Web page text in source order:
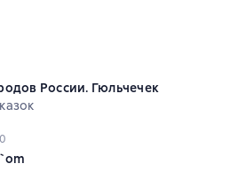
России. Гюльчечек
рейтинг 0 на основе 0 оценок
0